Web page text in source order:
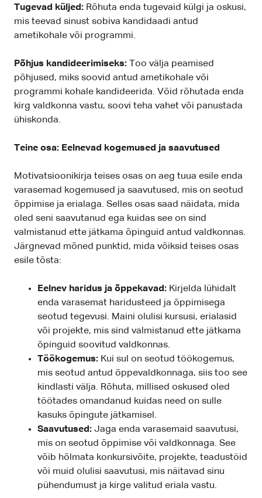
Tugevad küljed: Rõhuta enda tugevaid külgi ja oskusi,
mis teevad sinust sobiva kandidaadi antud
ametikohale või programmi.
Põhjus kandideerimiseks: Too välja peamised
põhjused, miks soovid antud ametikohale või
programmi kohale kandideerida. Võid rõhutada enda
kirg valdkonna vastu, soovi teha vahet või panustada
ühiskonda.
Teine osa: Eelnevad kogemused ja saavutused
Motivatsioonikirja teises osas on aeg tuua esile enda
varasemad kogemused ja saavutused, mis on seotud
õppimise ja erialaga. Selles osas saad näidata, mida
oled seni saavutanud ega kuidas see on sind
valmistanud ette jätkama õpinguid antud valdkonnas.
Järgnevad mõned punktid, mida võiksid teises osas
esile tõsta:
Eelnev haridus ja õppekavad: Kirjelda lühidalt
enda varasemat haridusteed ja õppimisega
seotud tegevusi. Maini olulisi kursusi, erialasid
või projekte, mis sind valmistanud ette jätkama
õpinguid soovitud valdkonnas.
Töökogemus: Kui sul on seotud töökogemus,
mis seotud antud õppevaldkonnaga, siis too see
kindlasti välja. Rõhuta, millised oskused oled
töötades omandanud kuidas need on sulle
kasuks õpingute jätkamisel.
Saavutused: Jaga enda varasemaid saavutusi,
mis on seotud õppimise või valdkonnaga. See
võib hõlmata konkursivõite, projekte, teadustöid
või muid olulisi saavutusi, mis näitavad sinu
pühendumust ja kirge valitud eriala vastu.